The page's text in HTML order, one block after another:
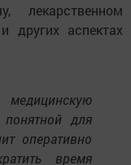
других аспектах
для
оперативно
время